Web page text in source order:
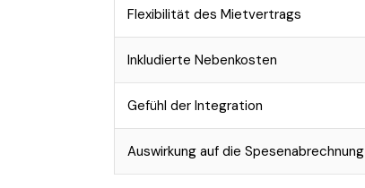
Flexibilität des Mietvertrags
Inkludierte Nebenkosten
Gefühl der Integration
Auswirkung auf die Spesenabrechnung